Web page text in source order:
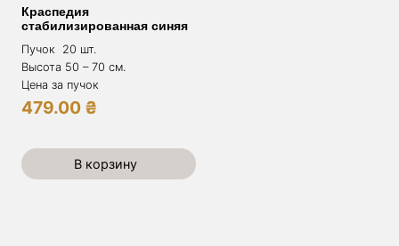
Краспедия
стабилизированная синяя
Пучок 20 шт.
Высота 50 – 70 см.
Цена за пучок
479.00 ₴
В корзину